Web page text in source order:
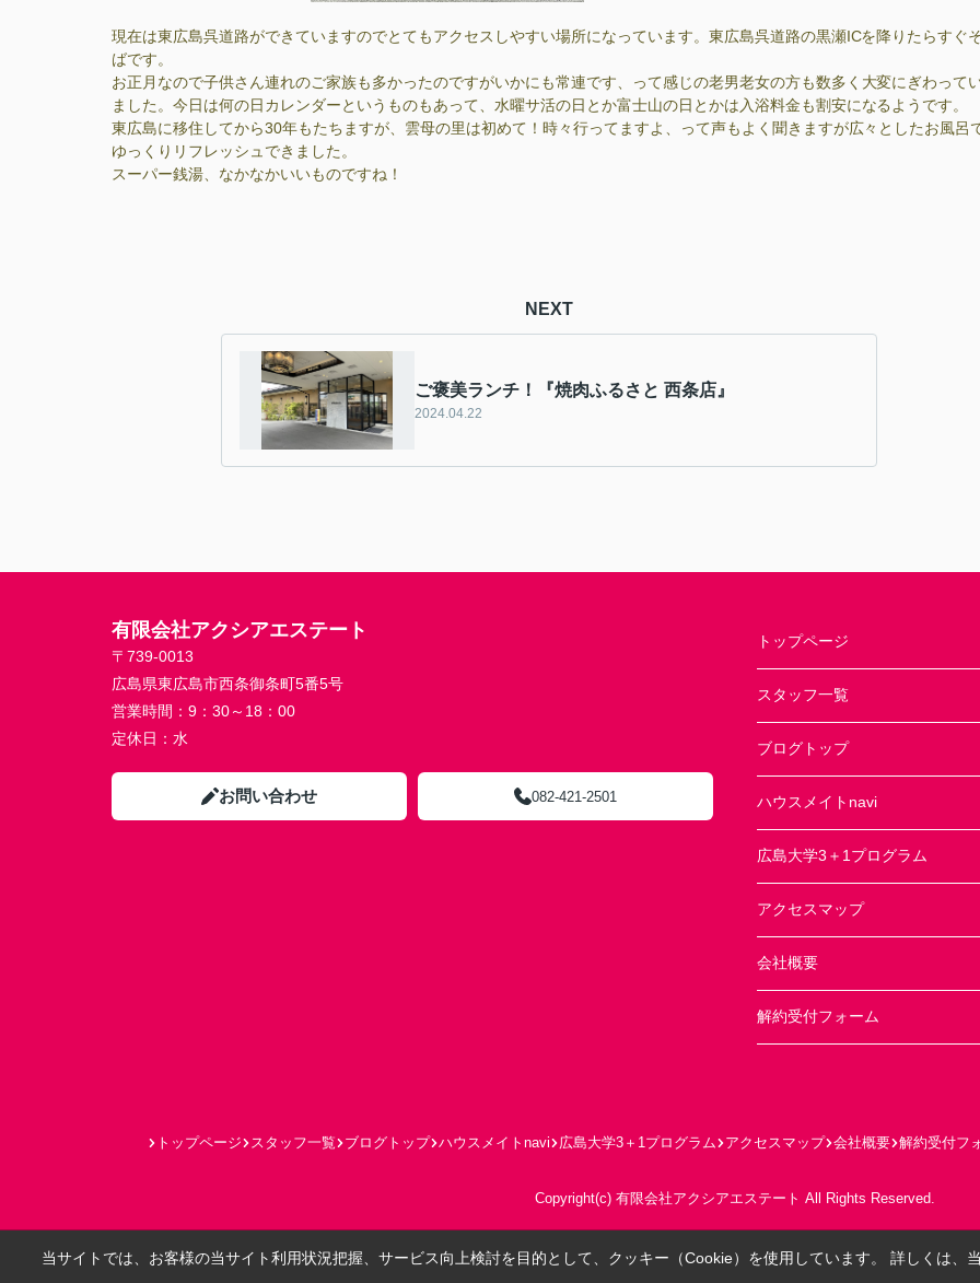
現在は東広島呉道路ができていますのでとてもアクセスしやすい場所になっています。東広島呉道路の黒瀬ICを降りたらすぐ
ばです。
お正月なので子供さん連れのご家族も多かったのですがいかにも常連です、って感じの老男老女の方も数多く大変にぎわって
ました。今日は何の日カレンダーというものもあって、水曜サ活の日とか富士山の日とかは入浴料金も割安になるようです。
東広島に移住してから30年もたちますが、雲母の里は初めて！時々行ってますよ、って声もよく聞きますが広々としたお風呂
ゆっくりリフレッシュできました。
スーパー銭湯、なかなかいいものですね！
NEXT
ご褒美ランチ！『焼肉ふるさと 西条店』
2024.04.22
有限会社アクシアエステート
〒739-0013
広島県東広島市西条御条町5番5号
営業時間： 9：30～18：00
定休日： 水
お問い合わせ 082-421-2501
トップページ
スタッフ一覧
ブログトップ
ハウスメイトnavi
広島大学3＋1プログラム
アクセスマップ
会社概要
解約受付フォーム
トップページ スタッフ一覧 ブログトップ ハウスメイトnavi 広島大学3＋1プログラム アクセスマップ 会社概要 解約受付フ
Copyright(c) 有限会社アクシアエステート All Rights Reserved.
当サイトでは、お客様の当サイト利用状況把握、サービス向上検討を目的として、クッキー（Cookie）を使用しています。 詳しくは、